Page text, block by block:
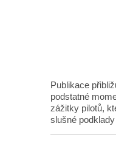
Publikace
podstatné
zážitky pilotů,
slušné